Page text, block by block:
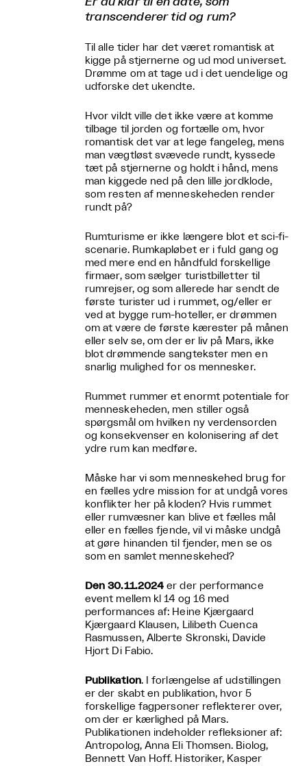
transcenderer tid og rum?
Til alle tider har det været romantisk at
kigge på stjernerne og ud mod universet.
Drømme om at tage ud i det uendelige og
udforske det ukendte.
Hvor vildt ville det ikke være at komme
tilbage til jorden og fortælle om, hvor
romantisk det var at lege fangeleg, mens
man vægtløst svævede rundt, kyssede
tæt på stjernerne og holdt i hånd, mens
man kiggede ned på den lille jordklode,
som resten af menneskeheden render
rundt på?
Rumturisme er ikke længere blot et sci-fi-
scenarie. Rumkapløbet er i fuld gang og
med mere end en håndfuld forskellige
firmaer, som sælger turistbilletter til
rumrejser, og som allerede har sendt de
første turister ud i rummet, og/eller er
ved at bygge rum-hoteller, er drømmen
om at være de første kærester på månen
eller selv se, om der er liv på Mars, ikke
blot drømmende sangtekster men en
snarlig mulighed for os mennesker.
Rummet rummer et enormt potentiale for
menneskeheden, men stiller også
spørgsmål om hvilken ny verdensorden
og konsekvenser en kolonisering af det
ydre rum kan medføre.
Måske har vi som menneskehed brug for
en fælles ydre mission for at undgå vores
konflikter her på kloden? Hvis rummet
eller rumvæsner kan blive et fælles mål
eller en fælles fjende, vil vi måske undgå
at gøre hinanden til fjender, men se os
som en samlet menneskehed?
Den 30.11.2024 er der performance
event mellem kl 14 og 16 med
performances af: Heine Kjærgaard
Kjærgaard Klausen, Lilibeth Cuenca
Rasmussen, Alberte Skronski, Davide
Hjort Di Fabio.
Publikation. I forlængelse af udstillingen
er der skabt en publikation, hvor 5
forskellige fagpersoner reflekterer over,
om der er kærlighed på Mars.
Publikationen indeholder refleksioner af:
Antropolog, Anna Eli Thomsen. Biolog,
Bennett Van Hoff. Historiker, Kasper